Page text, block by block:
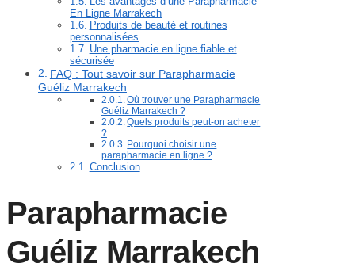
En Ligne Marrakech
Produits de beauté et routines
personnalisées
Une pharmacie en ligne fiable et
sécurisée
FAQ : Tout savoir sur Parapharmacie
Guéliz Marrakech
Où trouver une Parapharmacie
Guéliz Marrakech ?
Quels produits peut-on acheter
?
Pourquoi choisir une
parapharmacie en ligne ?
Conclusion
Parapharmacie
Guéliz Marrakech